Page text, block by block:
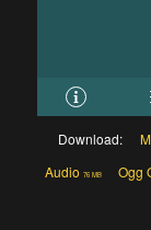
Download:
Audio 76 MB Ogg